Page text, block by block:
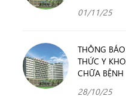
01/11/25
THÔNG
THỨC Y
CHỮA BỆNH
28/10/25